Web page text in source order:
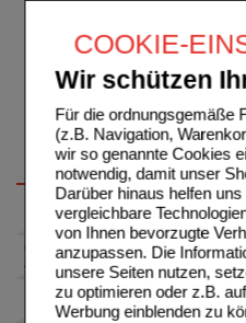
COOKIE-
Wir schützen
Für die ordnungsgemäße
(z.B. Navigation,
wir so genannte Cookies
notwendig, damit unser
Darüber hinaus helfen
vergleichbare
von Ihnen bevorzugte
anzupassen. Die
unsere Seiten nutzen,
zu optimieren oder z.B.
Werbung einblenden zu